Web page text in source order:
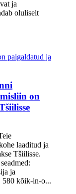
ja
oluliselt
on
laaditud ja
Tšiilisse.
ja
580 kõik-in-o...